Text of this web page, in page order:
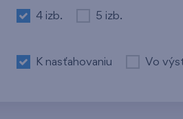
4 izb. 5 izb.
K nasťahovaniu Vo